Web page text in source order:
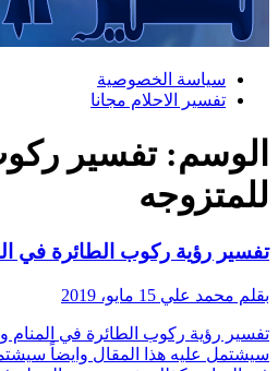
سياسة الخصوصية
تفسير الاحلام مجانا
الوسم:تفسير
للمتزوجه
تفسير رؤية ركوب الطائرة في
بقلم محمد علي 15 مايو، 2019
تفسير رؤية ركوب الطائرة في المنام
سيشتمل عليه هذا المقال وايضاً